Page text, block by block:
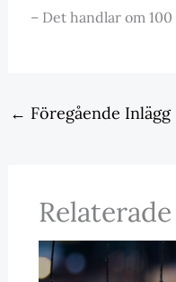
– Det handlar om
← Föregående Inlägg